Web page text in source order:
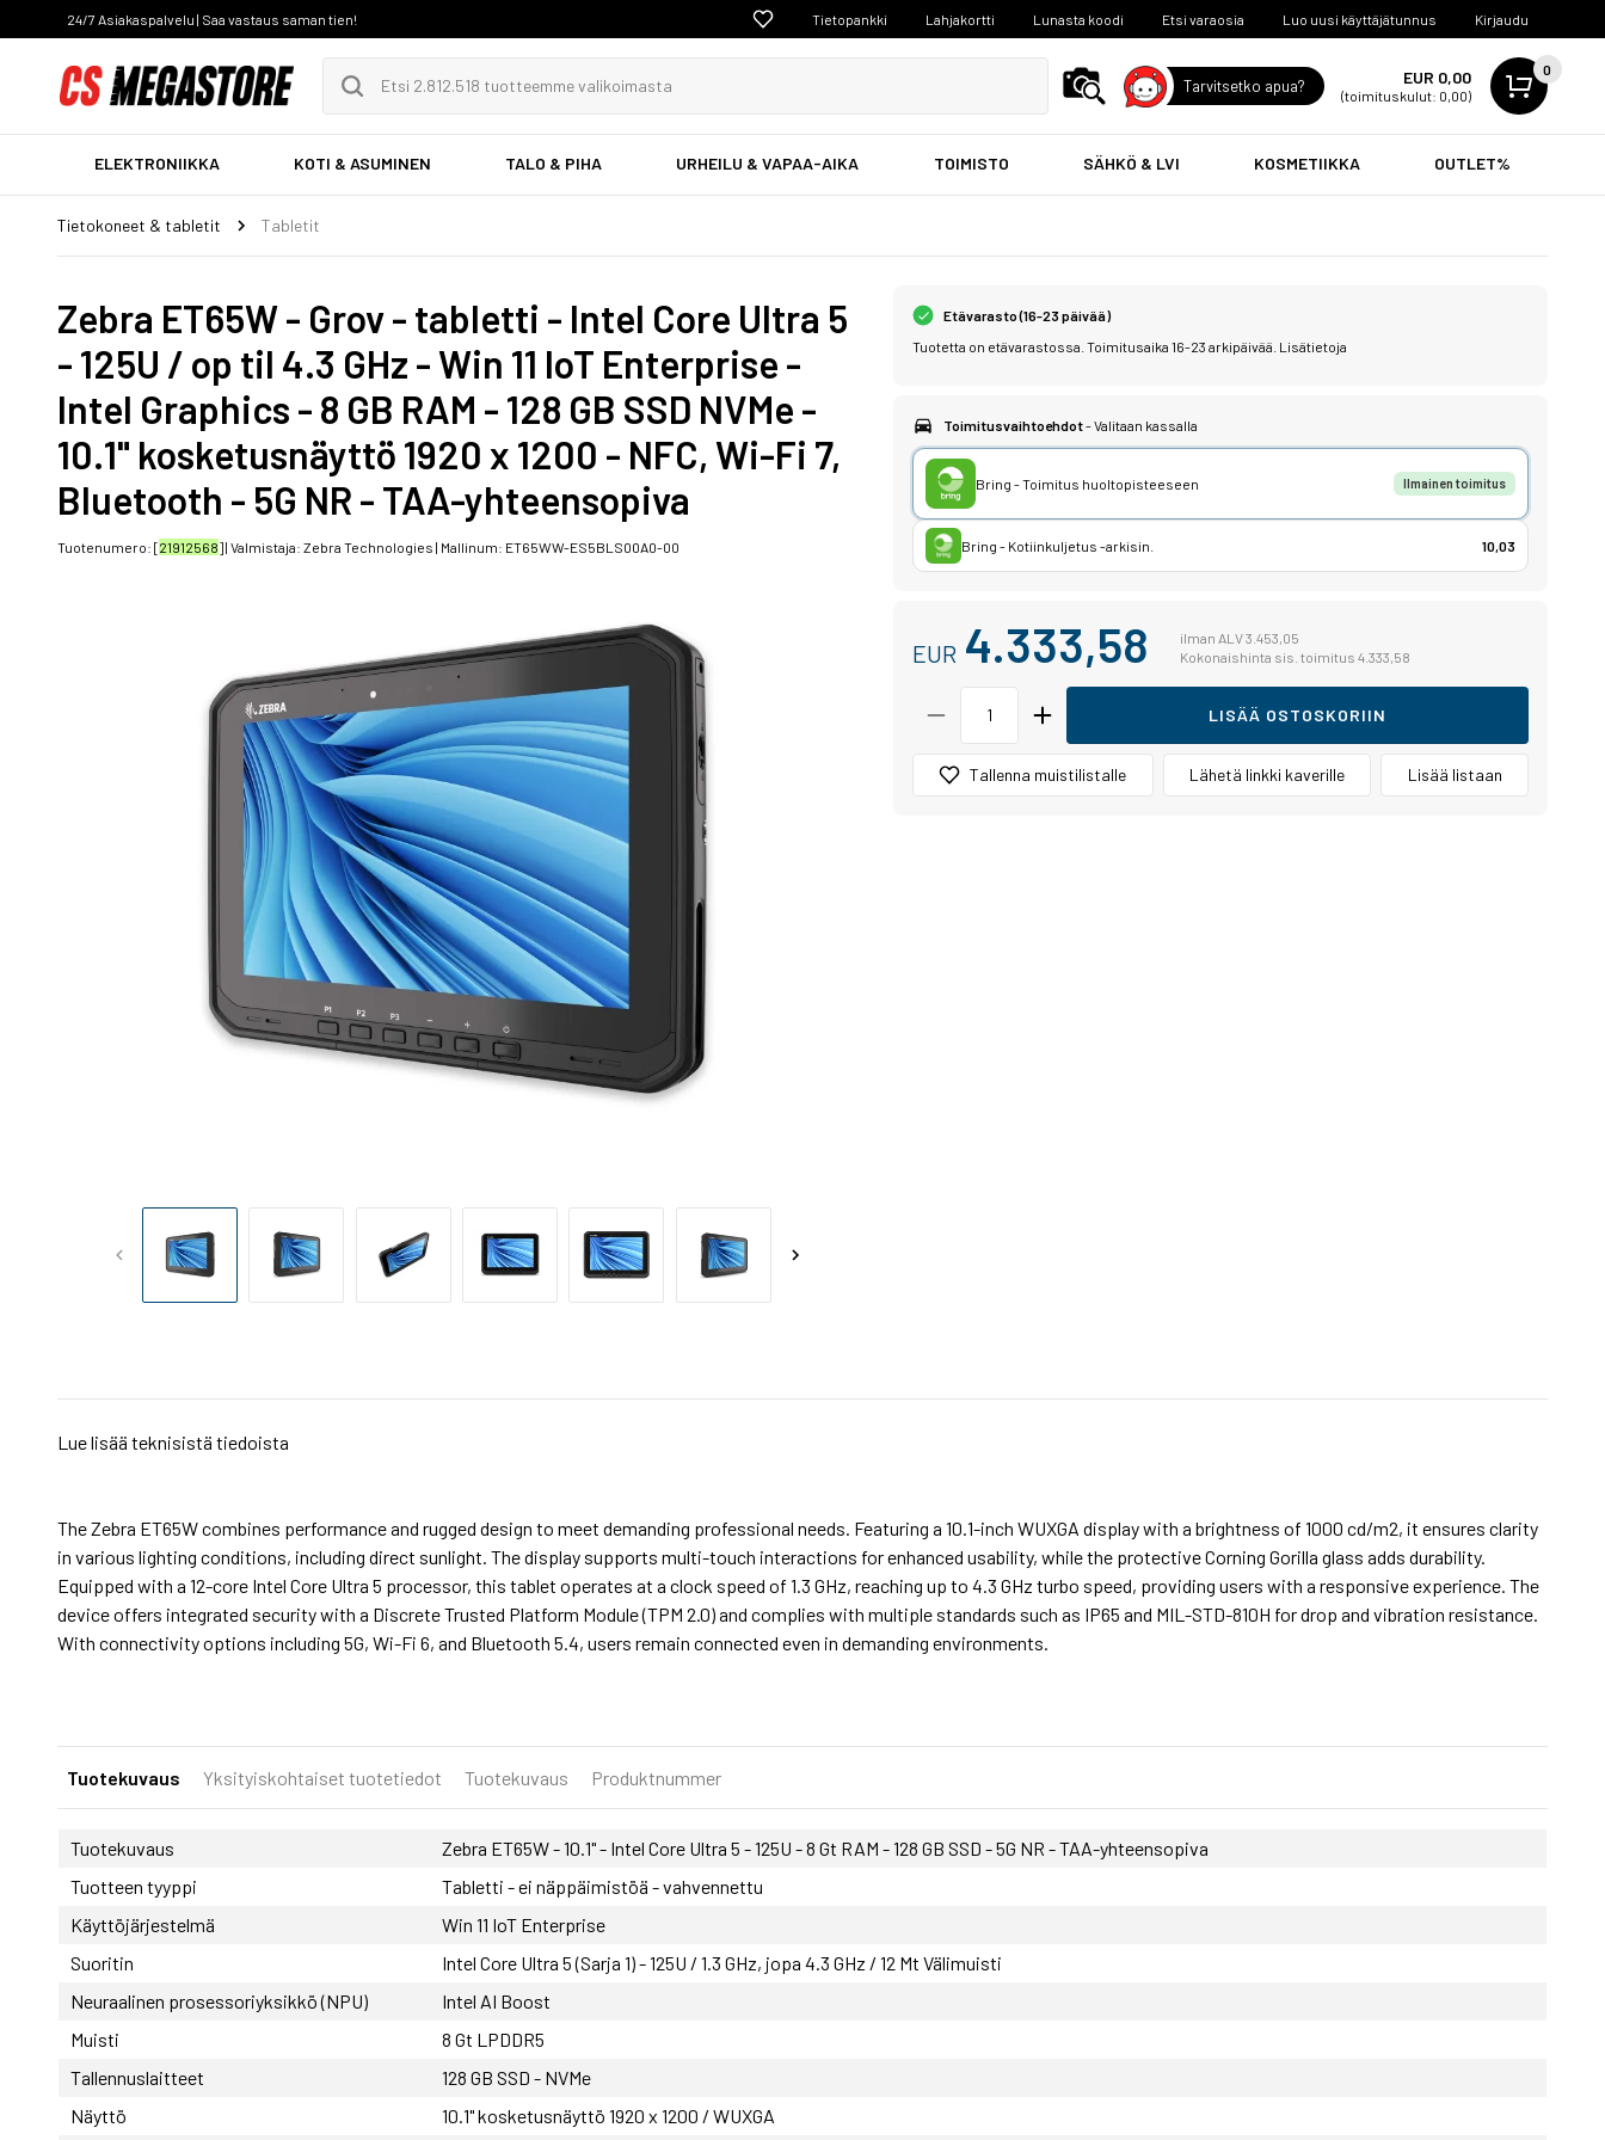
24/7 Asiakaspalvelu | Saa vastaus saman tien! Tietopankki Lahjakortti Lunasta koodi Etsi varaosia Luo uusi käyttäjätunnus Kirjaudu
Tarvitsetko apua? EUR 0,00
(toimituskulut: 0,00)
0
ELEKTRONIIKKA KOTI & ASUMINEN TALO & PIHA URHEILU & VAPAA-AIKA TOIMISTO SÄHKÖ & LVI KOSMETIIKKA OUTLET%
Tietokoneet & tabletit Tabletit
Zebra ET65W - Grov - tabletti - Intel Core Ultra 5
- 125U / op til 4.3 GHz - Win 11 IoT Enterprise -
Intel Graphics - 8 GB RAM - 128 GB SSD NVMe -
10.1" kosketusnäyttö 1920 x 1200 - NFC, Wi-Fi 7,
Bluetooth - 5G NR - TAA-yhteensopiva
Tuotenumero: [21912568] | Valmistaja: Zebra Technologies | Mallinum: ET65WW-ES5BLS00A0-00
Etävarasto (16-23 päivää)
Tuotetta on etävarastossa. Toimitusaika 16-23 arkipäivää. Lisätietoja
Toimitusvaihtoehdot- Valitaan kassalla
Bring - Toimitus huoltopisteeseen Ilmainen toimitus
Bring - Kotiinkuljetus -arkisin. 10,03
EUR 4.333,58
ilman ALV 3.453,05
Kokonaishinta sis. toimitus 4.333,58
LISÄÄ OSTOSKORIIN
Tallenna muistilistalle Lähetä linkki kaverille Lisää listaan
Lue lisää teknisistä tiedoista
The Zebra ET65W combines performance and rugged design to meet demanding professional needs. Featuring a 10.1-inch WUXGA display with a brightness of 1000 cd/m2, it ensures clarity
in various lighting conditions, including direct sunlight. The display supports multi-touch interactions for enhanced usability, while the protective Corning Gorilla glass adds durability.
Equipped with a 12-core Intel Core Ultra 5 processor, this tablet operates at a clock speed of 1.3 GHz, reaching up to 4.3 GHz turbo speed, providing users with a responsive experience. The
device offers integrated security with a Discrete Trusted Platform Module (TPM 2.0) and complies with multiple standards such as IP65 and MIL-STD-810H for drop and vibration resistance.
With connectivity options including 5G, Wi-Fi 6, and Bluetooth 5.4, users remain connected even in demanding environments.
Tuotekuvaus Yksityiskohtaiset tuotetiedot Tuotekuvaus Produktnummer
Tuotekuvaus
Zebra ET65W - 10.1" - Intel Core Ultra 5 - 125U - 8 Gt RAM - 128 GB SSD - 5G NR - TAA-yhteensopiva
Tuotteen tyyppi
Tabletti - ei näppäimistöä - vahvennettu
Käyttöjärjestelmä
Win 11 IoT Enterprise
Suoritin
Intel Core Ultra 5 (Sarja 1) - 125U / 1.3 GHz, jopa 4.3 GHz / 12 Mt Välimuisti
Neuraalinen prosessoriyksikkö (NPU)
Intel AI Boost
Muisti
8 Gt LPDDR5
Tallennuslaitteet
128 GB SSD - NVMe
Näyttö
10.1" kosketusnäyttö 1920 x 1200 / WUXGA